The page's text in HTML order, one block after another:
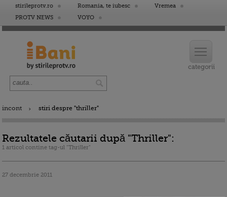
stirileprotv.ro Romania, te iubesc
Vremea
PROTV NEWS
VOYO
incont stiri despre "thriller"
Rezultatele căutarii după "Thriller":
1 articol contine tag-ul "Thriller"
27 decembrie 2011